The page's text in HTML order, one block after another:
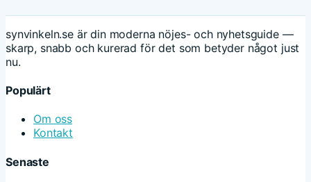
synvinkeln.se är din moderna nöjes- och nyhetsguide —
skarp, snabb och kurerad för det som betyder något just
nu.
Populärt
Om oss
Kontakt
Senaste